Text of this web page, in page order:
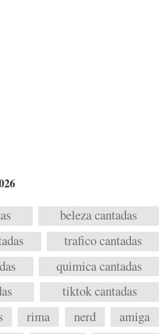
beleza cantadas
trafico cantadas
quimica cantadas
tiktok cantadas
rima nerd
amiga